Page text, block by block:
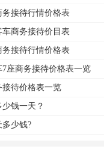
接待行情价格表
商务接待价目表
接待行情价格表
座商务接待价格表一览
待价格表一览
钱一天？
少钱?